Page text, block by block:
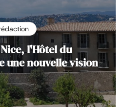
l'Hôtel du
une nouvelle vision